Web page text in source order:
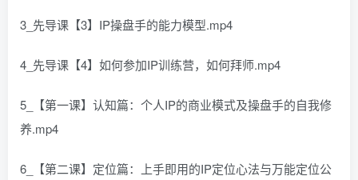
3_先导课【3】IP操盘手的能力模型.mp4
4_先导课【4】如何参加IP训练营，如何拜师.mp4
5_【第一课】认知篇：个人IP的商业模式及操盘手的自我修
养.mp4
6_【第二课】定位篇：上手即用的IP定位心法与万能定位公